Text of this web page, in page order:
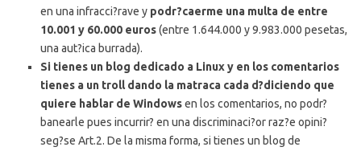
en una infracci?rave y podr?caerme una multa de entre
10.001 y 60.000 euros(entre 1.644.000 y 9.983.000 pesetas,
una aut?ica burrada).
Si tienes un blog dedicado a Linux y en los comentarios
tienes a un troll dando la matraca cada d?diciendo que
quiere hablar de Windowsen los comentarios, no podr?
banearle pues incurrir? en una discriminaci?or raz?e opini?
seg?se Art.2. De la misma forma, si tienes un blog de